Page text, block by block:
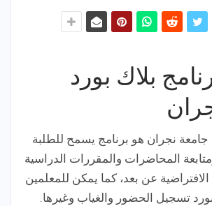
بلاك بورد
جامعة نجران هو برنامج يسمح للطلبة
المحاضرات والمقررات الدراسية
عن بعد، كما يمكن للمعلمين
تسجيل الحضور والغياب وغيرها.